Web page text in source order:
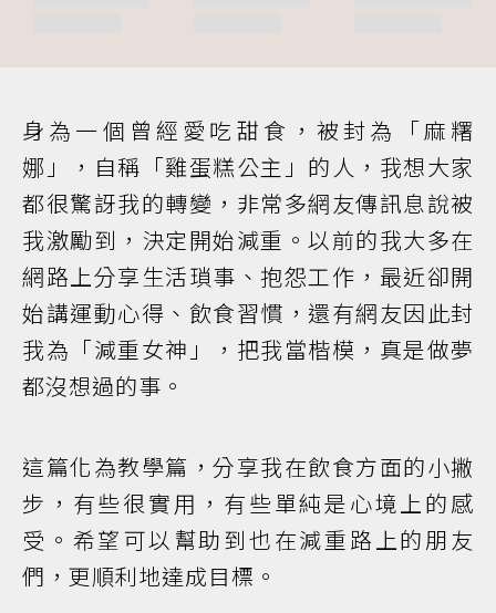
身為一個曾經愛吃甜食，被封為「麻糬
娜」，自稱「雞蛋糕公主」的人，我想大家
都很驚訝我的轉變，非常多網友傳訊息說被
我激勵到，決定開始減重。以前的我大多在
網路上分享生活瑣事、抱怨工作，最近卻開
始講運動心得、飲食習慣，還有網友因此封
我為「減重女神」，把我當楷模，真是做夢
都沒想過的事。
這篇化為教學篇，分享我在飲食方面的小撇
步，有些很實用，有些單純是心境上的感
受。希望可以幫助到也在減重路上的朋友
們，更順利地達成目標。